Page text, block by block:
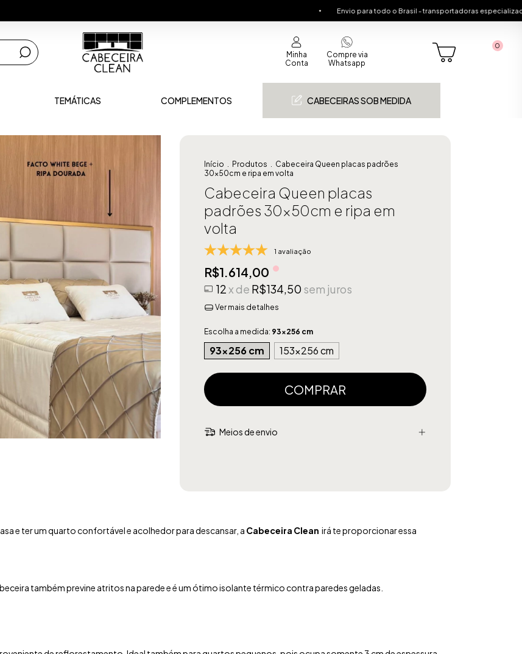
Envio para todo o Brasil - transportadoras especializadas
Minha
Conta
Compre via
Whatsapp
0
TEMÁTICAS COMPLEMENTOS CABECEIRAS SOB MEDIDA
Início . Produtos . Cabeceira Queen placas padrões
30x50cm e ripa em volta
Cabeceira Queen placas
padrões 30x50cm e ripa em
volta
1 avaliação
R$1.614,00
12x de R$134,50 sem juros
Ver mais detalhes
Escolha a medida: 93x256 cm
93x256 cm 153x256 cm
Meios de envio
e ter um quarto confortável e acolhedor para descansar, a Cabeceira Clean irá te proporcionar essa
também previne atritos na parede e é um ótimo isolante térmico contra paredes geladas.